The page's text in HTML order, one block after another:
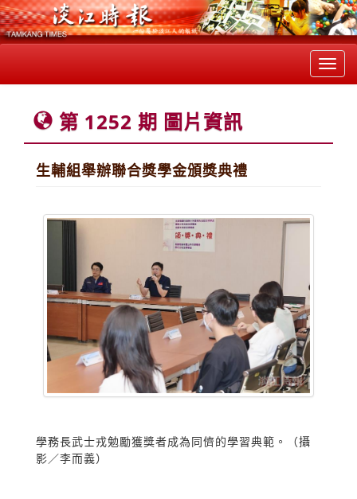
第 1252 期 圖片資訊
生輔組舉辦聯合獎學金頒獎典禮
學務長武士戎勉勵獲獎者成為同儕的學習典範。（攝
影／李而義）